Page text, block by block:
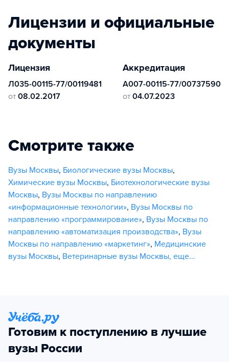
Лицензии и официальные
документы
Лицензия
Л035-00115-77/00119481
от 08.02.2017
Аккредитация
А007-00115-77/00737590
от 04.07.2023
Смотрите также
Вузы Москвы, Биологические вузы Москвы,
Химические вузы Москвы, Биотехнологические вузы
Москвы, Вузы Москвы по направлению
«информационные технологии», Вузы Москвы по
направлению «программирование», Вузы Москвы по
направлению «автоматизация производства», Вузы
Москвы по направлению «маркетинг», Медицинские
вузы Москвы, Ветеринарные вузы Москвы, еще...
Готовим к поступлению в лучшие
вузы России